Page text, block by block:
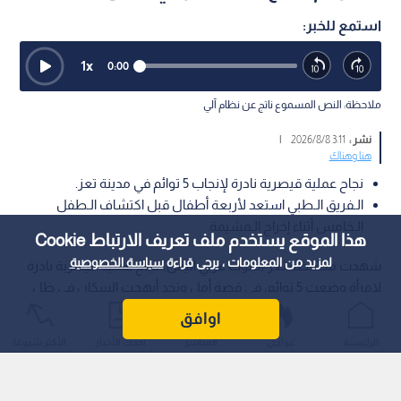
هذا الموقع يستخدم ملف تعريف الارتباط Cookie
لمزيد من المعلومات ، يرجى قراءةسياسة الخصوصية
اوافق
استمع للخبر:
0:00
1x
ملاحظة: النص المسموع ناتج عن نظام آلي
نشر : 3:11 2026/8/8
|
هنا وهناك
نجاح عملية قيصرية نادرة لإنجاب 5 توائم في مدينة تعز.
الـفريق الـطبي استعد لأربعة أطفال قبل اكتشاف الـطفل
شهدت محافظة تعز (جنوب غربي اليمن) نجاح عملية قيصرية نادرة
عواجل المباشر أحدث الأخبار